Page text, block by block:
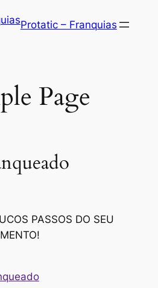
Protatic – Franquias
Page
PASSOS DO SEU